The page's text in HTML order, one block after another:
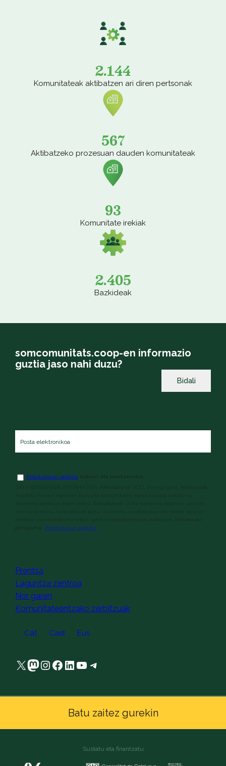
2.144
Komunitateak aktibatzen ari diren pertsonak
567
Aktibatzeko prozesuan dauden komunitateak
93
Komunitate irekiak
2.405
Bazkideak
somcomunitats.coop-en informazio
guztia jaso nahi duzu?
elektronikoa*
Baldintzak*
Pribatutasun politika irakurri eta onartzen dut.
Pribatutasun politika.
Prentsa
Laguntza zentroa
Nor garen
Komunitateentzako zerbitzuak
Cat Cast Eus
X Mastodon
Instagram
Facebook
LinkedIn
YouTube
Telegram
Batu zaitez gurekin
Sustatu eta finantzatu